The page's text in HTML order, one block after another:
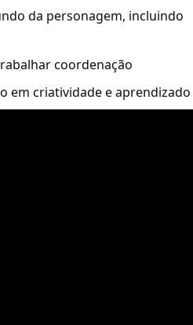
da personagem, incluindo
coordenação
em criatividade e aprendizado